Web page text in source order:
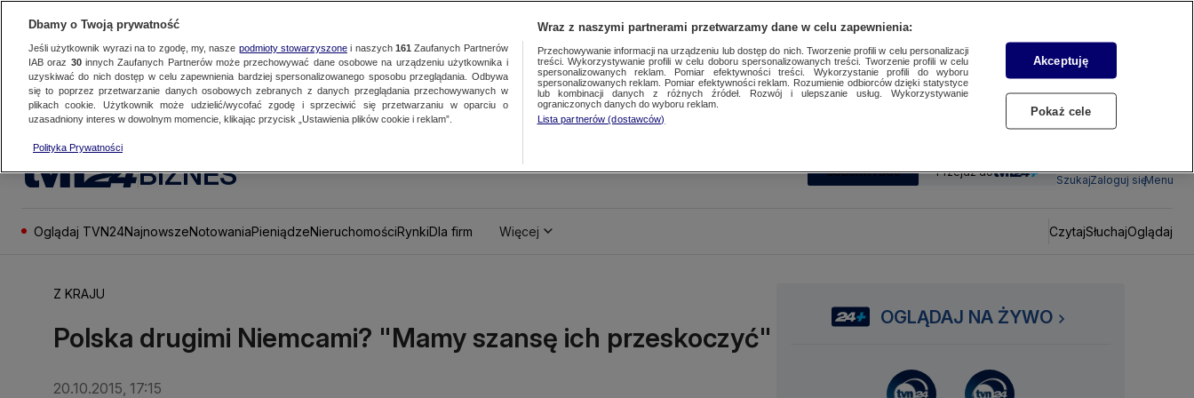
BIZNES SUBSKRYBUJ Przejdź do
SzukajZaloguj sięMenu
Oglądaj TVN24NajnowszeNotowaniaPieniądzeNieruchomościRynkiDla firm Więcej CzytajSłuchajOglądaj
Z KRAJU
Polska drugimi Niemcami? "Mamy szansę ich przeskoczyć"
20.10.2015, 17:15
OGLĄDAJ NA ŻYWO
Dbamy o Twoją prywatność
Jeśli użytkownik wyrazi na to zgodę, my, nasze podmioty stowarzyszonei naszych 161 Zaufanych Partnerów
IAB oraz 30innych Zaufanych Partnerów może przechowywać dane osobowe na urządzeniu użytkownika i
uzyskiwać do nich dostęp w celu zapewnienia bardziej spersonalizowanego sposobu przeglądania. Odbywa
się to poprzez przetwarzanie danych osobowych zebranych z danych przeglądania przechowywanych w
plikach cookie. Użytkownik może udzielić/wycofać zgodę i sprzeciwić się przetwarzaniu w oparciu o
uzasadniony interes w dowolnym momencie, klikając przycisk „Ustawienia plików cookie i reklam”.
Polityka Prywatności
Wraz z naszymi partnerami przetwarzamy dane w celu zapewnienia:
Przechowywanie informacji na urządzeniu lub dostęp do nich. Tworzenie profili w celu personalizacji
treści. Wykorzystywanie profili w celu doboru spersonalizowanych treści. Tworzenie profili w celu
spersonalizowanych reklam. Pomiar efektywności treści. Wykorzystanie profili do wyboru
spersonalizowanych reklam. Pomiar efektywności reklam. Rozumienie odbiorców dzięki statystyce
lub kombinacji danych z różnych źródeł. Rozwój i ulepszanie usług. Wykorzystywanie
ograniczonych danych do wyboru reklam.
Lista partnerów (dostawców)
Akceptuję
Pokaż cele